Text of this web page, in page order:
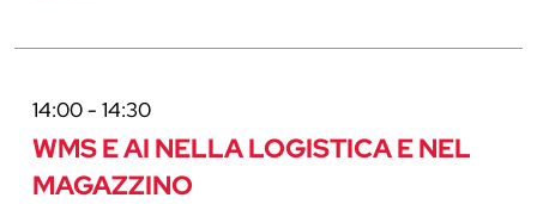
14:00 - 14:30
WMS E AI NELLA LOGISTICA E NEL
MAGAZZINO